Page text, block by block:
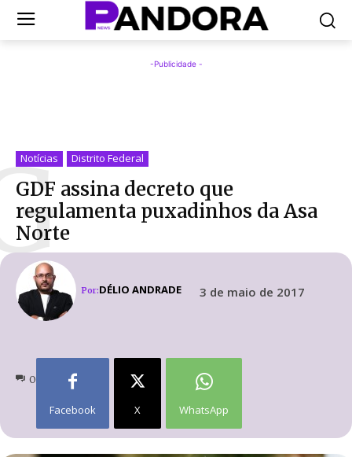
-Publicidade -
Notícias Distrito Federal
GDF assina decreto que
regulamenta puxadinhos da Asa
Norte
Por:DÉLIO ANDRADE 3 de maio de 2017
0
Facebook X WhatsApp